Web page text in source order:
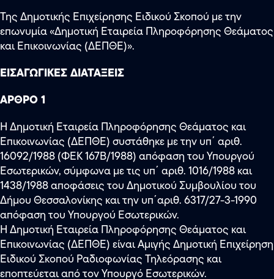
Της Δημοτικής Επιχείρησης Ειδικού Σκοπού με την
επωνυμία «Δημοτική Εταιρεία Πληροφόρησης Θεάματος
και Επικοινωνίας (ΔΕΠΘΕ)».
ΕΙΣΑΓΩΓΙΚΕΣ ΔΙΑΤΑΞΕΙΣ
ΑΡΘΡΟ 1
Η Δημοτική Εταιρεία Πληροφόρησης Θεάματος και
Επικοινωνίας (ΔΕΠΘΕ) συστάθηκε με την υπ΄ αριθ.
16092/1988 (ΦΕΚ 167Β/1988) απόφαση του Υπουργού
Εσωτερικών, σύμφωνα με τις υπ΄ αριθ. 1016/1988 και
1438/1988 αποφάσεις του Δημοτικού Συμβουλίου του
Δήμου Θεσσαλονίκης και την υπ΄αριθ. 6317/27-3-1990
απόφαση του Υπουργού Εσωτερικών.
Η Δημοτική Εταιρεία Πληροφόρησης Θεάματος και
Επικοινωνίας (ΔΕΠΘΕ) είναι Αμιγής Δημοτική Επιχείρηση
Ειδικού Σκοπού Ραδιοφωνίας Τηλεόρασης και
εποπτεύεται από τον Υπουργό Εσωτερικών.